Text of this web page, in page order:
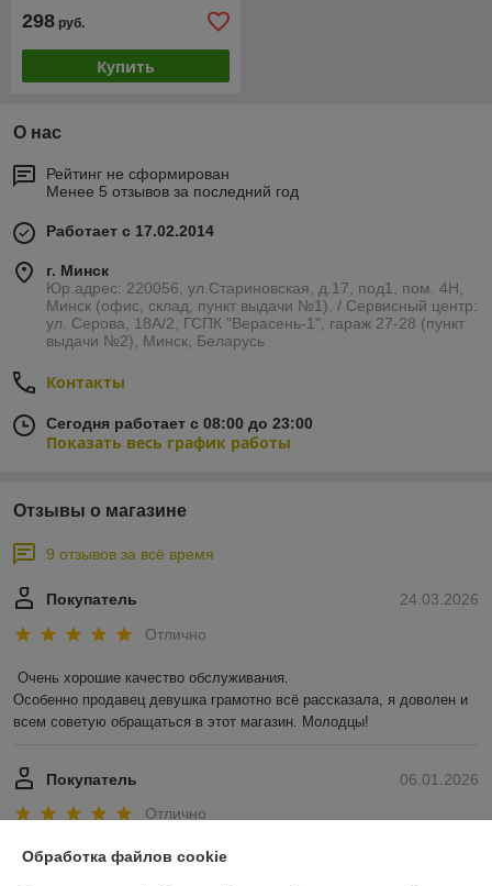
298 руб.
Купить
О нас
Рейтинг не сформирован
Менее 5 отзывов за последний год
Работает с 17.02.2014
г. Минск
Юр.адрес: 220056, ул.Стариновская, д.17, под1, пом. 4Н,
Минск (офис, склад, пункт выдачи №1). / Сервисный центр:
ул. Серова, 18А/2, ГСПК "Верасень-1", гараж 27-28 (пункт
выдачи №2), Минск, Беларусь
Контакты
Сегодня работает с 08:00 до 23:00
Показать весь график работы
Отзывы о магазине
9 отзывов за всё время
24.03.2026
Покупатель
Отлично
Очень хорошие качество обслуживания.
Особенно продавец девушка грамотно всё рассказала, я доволен и
всем советую обращаться в этот магазин. Молодцы!
06.01.2026
Покупатель
Отлично
Сделка подтверждена через корзину
Обработка файлов cookie